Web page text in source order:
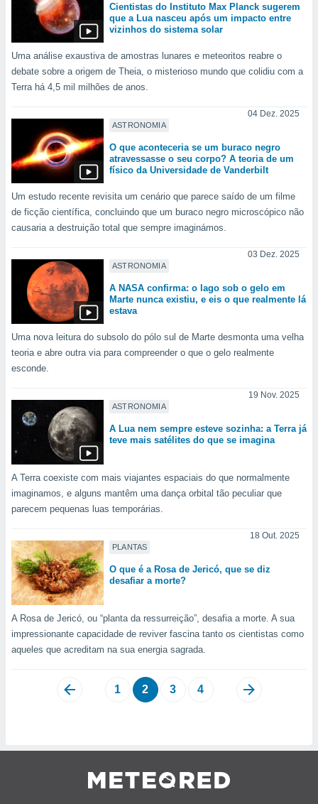
estudos
e
1199
Cientistas do Instituto Max Planck sugerem
que a Lua nasceu após um impacto entre
vizinhos do sistema solar
Uma análise exaustiva de amostras lunares e meteoritos reabre o
debate sobre a origem de Theia, o misterioso mundo que colidiu com a
Terra há 4,5 mil milhões de anos.
ASTRONOMIA
04 Dez. 2025
O que aconteceria se um buraco negro
atravessasse o seu corpo? A teoria de um
físico da Universidade de Vanderbilt
Um estudo recente revisita um cenário que parece saído de um filme
de ficção científica, concluindo que um buraco negro microscópico não
causaria a destruição total que sempre imaginámos.
ASTRONOMIA
03 Dez. 2025
A NASA confirma: o lago sob o gelo em
Marte nunca existiu, e eis o que realmente lá
estava
Uma nova leitura do subsolo do pólo sul de Marte desmonta uma velha
teoria e abre outra via para compreender o que o gelo realmente
esconde.
ASTRONOMIA
19 Nov. 2025
A Lua nem sempre esteve sozinha: a Terra já
teve mais satélites do que se imagina
A Terra coexiste com mais viajantes espaciais do que normalmente
imaginamos, e alguns mantêm uma dança orbital tão peculiar que
parecem pequenas luas temporárias.
PLANTAS
18 Out. 2025
O que é a Rosa de Jericó, que se diz
desafiar a morte?
A Rosa de Jericó, ou “planta da ressurreição”, desafia a morte. A sua
impressionante capacidade de reviver fascina tanto os cientistas como
aqueles que acreditam na sua energia sagrada.
1 2 3 4